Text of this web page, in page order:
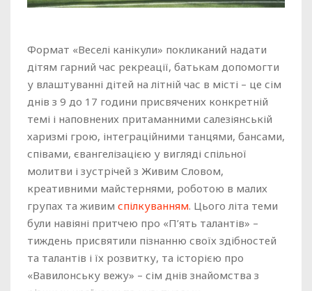
Формат «Веселі канікули» покликаний надати
дітям гарний час рекреації, батькам допомогти
у влаштуванні дітей на літній час в місті – це сім
днів з 9 до 17 години присвячених конкретній
темі і наповнених притаманними салезіянській
харизмі грою, інтеграційними танцями, бансами,
співами, євангелізацією у вигляді спільної
молитви і зустрічей з Живим Словом,
креативними майстернями, роботою в малих
групах та живим спілкуванням. Цього літа теми
були навіяні притчею про «П’ять талантів» –
тиждень присвятили пізнанню своїх здібностей
та талантів і їх розвитку, та історією про
«Вавилонську вежу» – сім днів знайомства з